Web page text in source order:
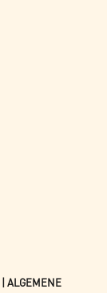
| ALGEMENE